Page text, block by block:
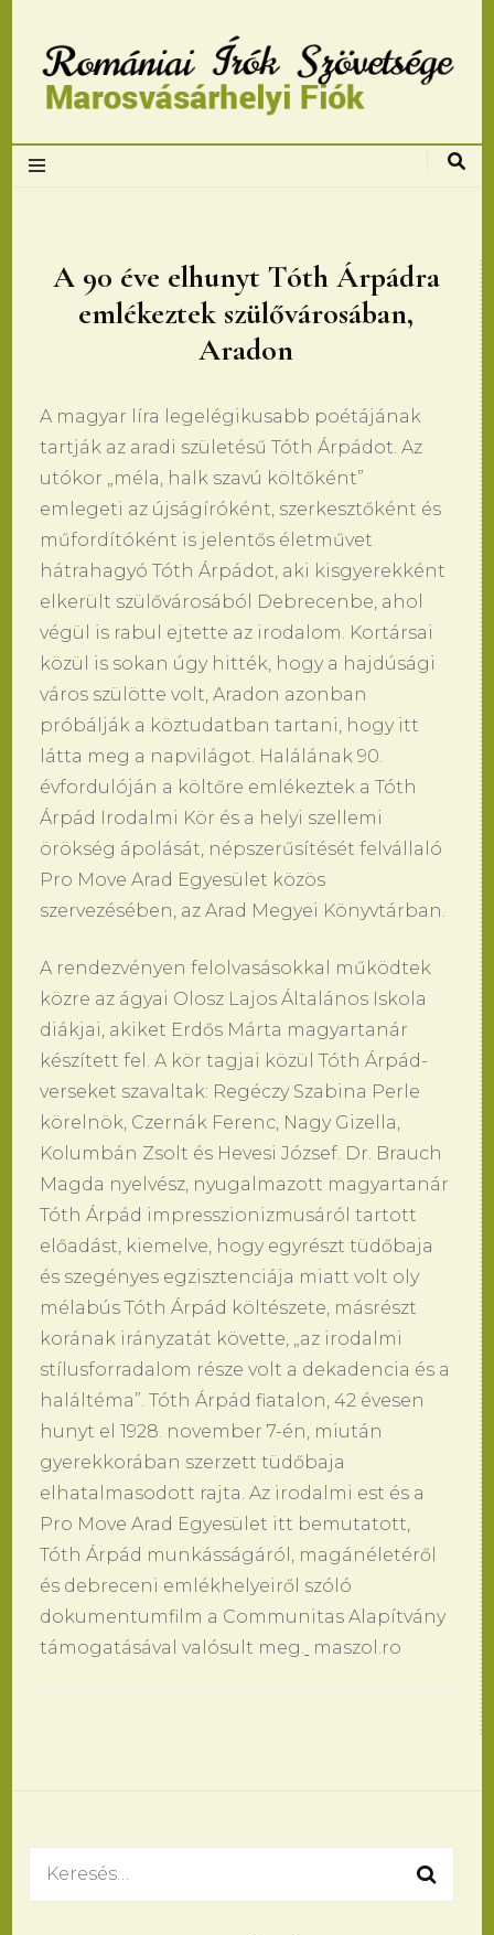
Romániai Írók
Marosvásárhelyi
fiok
A 90 éve elhunyt Tóth Árpádra
emlékeztek szülővárosában,
Aradon
A magyar líra legelégikusabb poétájának
tartják az aradi születésű Tóth Árpádot. Az
utókor „méla, halk szavú költőként”
emlegeti az újságíróként, szerkesztőként és
műfordítóként is jelentős életművet
hátrahagyó Tóth Árpádot, aki kisgyerekként
elkerült szülővárosából Debrecenbe, ahol
végül is rabul ejtette az irodalom. Kortársai
közül is sokan úgy hitték, hogy a hajdúsági
város szülötte volt, Aradon azonban
próbálják a köztudatban tartani, hogy itt
látta meg a napvilágot. Halálának 90.
évfordulóján a költőre emlékeztek a Tóth
Árpád Irodalmi Kör és a helyi szellemi
örökség ápolását, népszerűsítését felvállaló
Pro Move Arad Egyesület közös
szervezésében, az Arad Megyei Könyvtárban.
A rendezvényen felolvasásokkal működtek
közre az ágyai Olosz Lajos Általános Iskola
diákjai, akiket Erdős Márta magyartanár
készített fel. A kör tagjai közül Tóth Árpád-
verseket szavaltak: Regéczy Szabina Perle
körelnök, Czernák Ferenc, Nagy Gizella,
Kolumbán Zsolt és Hevesi József. Dr. Brauch
Magda nyelvész, nyugalmazott magyartanár
Tóth Árpád impresszionizmusáról tartott
előadást, kiemelve, hogy egyrészt tüdőbaja
és szegényes egzisztenciája miatt volt oly
mélabús Tóth Árpád költészete, másrészt
korának irányzatát követte, „az irodalmi
stílusforradalom része volt a dekadencia és a
haláltéma”. Tóth Árpád fiatalon, 42 évesen
hunyt el 1928. november 7-én, miután
gyerekkorában szerzett tüdőbaja
elhatalmasodott rajta. Az irodalmi est és a
Pro Move Arad Egyesület itt bemutatott,
Tóth Árpád munkásságáról, magánéletéről
és debreceni emlékhelyeiről szóló
dokumentumfilm a Communitas Alapítvány
támogatásával valósult meg. maszol.ro
Keresés: